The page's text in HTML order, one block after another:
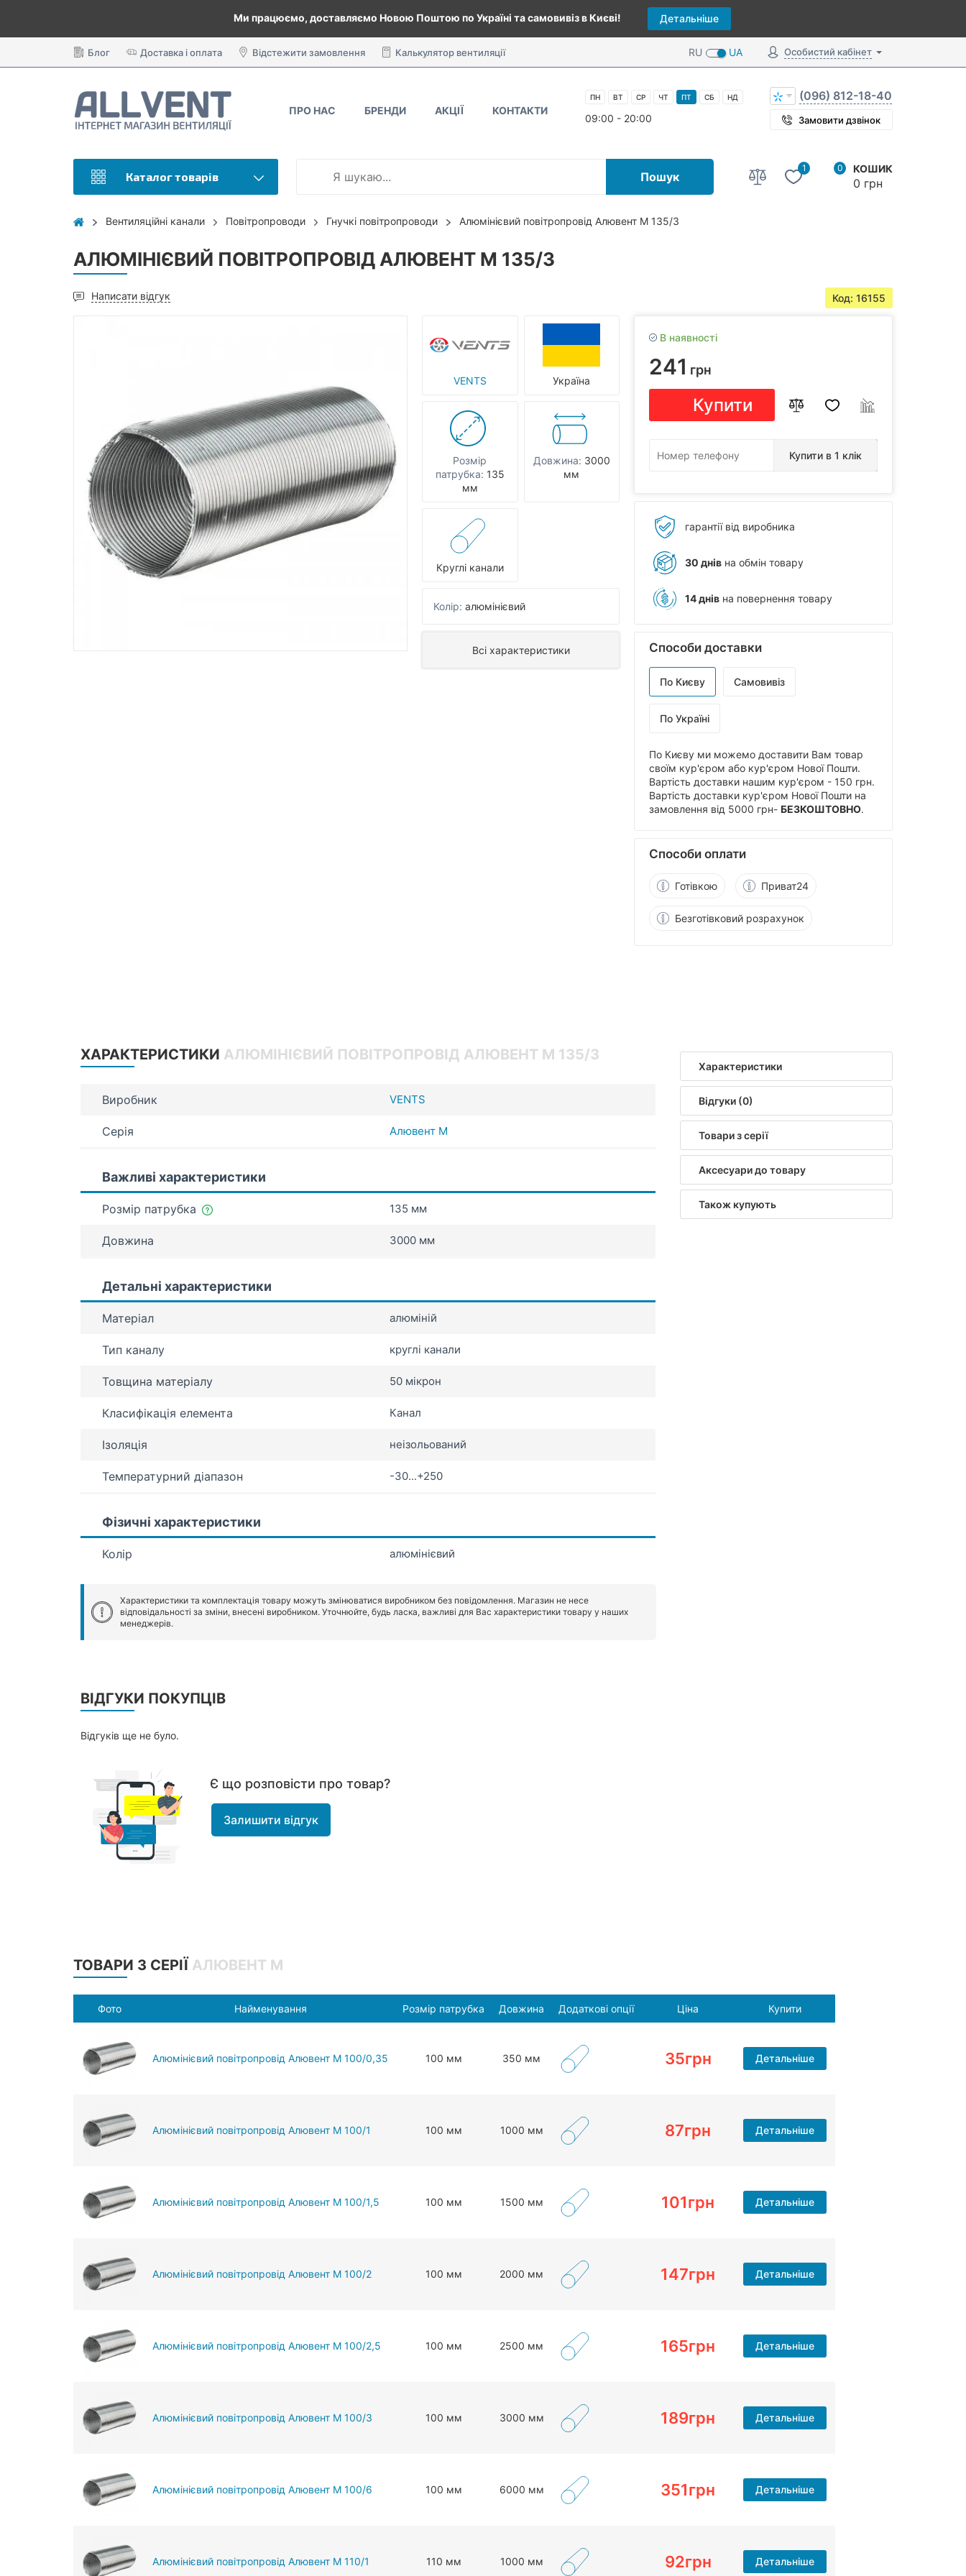
Ми працюємо, доставляємо Новою Поштою по Україні та самовивіз в Києві! Детальніше
Блог Доставка і оплата Відстежити замовлення Калькулятор вентиляції Особистий кабінет
RU UA
ПРО НАС БРЕНДИ АКЦІЇ КОНТАКТИ
ПН ВТ СР ЧТ ПТ СБ НД
09:00 - 20:00
(096) 812-18-40
Замовити дзвінок
Каталог товарів Пошук
0 КОШИК
0 грн
1
Вентиляційні канали Повітропроводи Гнучкі повітропроводи Алюмінієвий повітропровід Алювент М 135/3
АЛЮМІНІЄВИЙ ПОВІТРОПРОВІД АЛЮВЕНТ М 135/3
Написати відгук Код: 16155
VENTS Україна
Розмір
патрубка: 135
мм
Довжина: 3000
мм
Круглі канали
Колір: алюмінієвий
Всі характеристики
В наявності
241 грн
Купити
Купити в 1 клік
гарантії від виробника
30 днів на обмін товару
14 днів на повернення товару
Способи доставки
По Києву Самовивіз
По Україні
По Києву ми можемо доставити Вам товар
своїм кур'єром або кур'єром Нової Пошти.
Вартість доставки нашим кур'єром - 150 грн.
Вартість доставки кур'єром Нової Пошти на
замовлення від 5000 грн- БЕЗКОШТОВНО.
Способи оплати
Готівкою Приват24
Безготівковий розрахунок
Характеристики
Відгуки (0)
Товари з серії
Аксесуари до товару
Також купують
ХАРАКТЕРИСТИКИ АЛЮМІНІЄВИЙ ПОВІТРОПРОВІД АЛЮВЕНТ М 135/3
Виробник VENTS
Серія Алювент М
Важливі характеристики
Розмір патрубка 135 мм
Довжина 3000 мм
Детальні характеристики
Матеріал алюміній
Тип каналу круглі канали
Товщина матеріалу 50 мікрон
Класифікація елемента Канал
Ізоляція неізольований
Температурний діапазон -30...+250
Фізичні характеристики
Колір алюмінієвий
Характеристики та комплектація товару можуть змінюватися виробником без повідомлення. Магазин не несе
відповідальності за зміни, внесені виробником. Уточнюйте, будь ласка, важливі для Вас характеристики товару у наших
менеджерів.
ВІДГУКИ ПОКУПЦІВ
Відгуків ще не було.
Є що розповісти про товар?
Залишити відгук
ТОВАРИ З СЕРІЇ АЛЮВЕНТ М
Фото Найменування Розмір патрубка Довжина Додаткові опції Ціна Купити
Алюмінієвий повітропровід Алювент М 100/0,35 100 мм 350 мм 35грн Детальніше
Алюмінієвий повітропровід Алювент М 100/1 100 мм 1000 мм 87грн Детальніше
Алюмінієвий повітропровід Алювент М 100/1,5 100 мм 1500 мм 101грн Детальніше
Алюмінієвий повітропровід Алювент М 100/2 100 мм 2000 мм 147грн Детальніше
Алюмінієвий повітропровід Алювент М 100/2,5 100 мм 2500 мм 165грн Детальніше
Алюмінієвий повітропровід Алювент М 100/3 100 мм 3000 мм 189грн Детальніше
Алюмінієвий повітропровід Алювент М 100/6 100 мм 6000 мм 351грн Детальніше
Алюмінієвий повітропровід Алювент М 110/1 110 мм 1000 мм 92грн Детальніше